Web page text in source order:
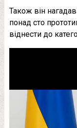
Також він
понад сто
віднести до